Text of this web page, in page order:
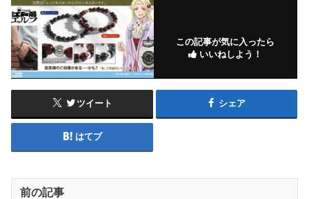
この記事が気に入ったら
いいねしよう！
ツイート シェア
はてブ
前の記事